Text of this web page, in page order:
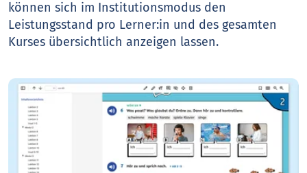
können sich im Institutionsmodus den
Leistungsstand pro Lerner:in und des gesamten
Kurses übersichtlich anzeigen lassen.